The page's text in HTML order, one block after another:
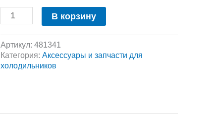
В корзину
Артикул: 481341
Категория: Аксессуары и запчасти для
холодильников